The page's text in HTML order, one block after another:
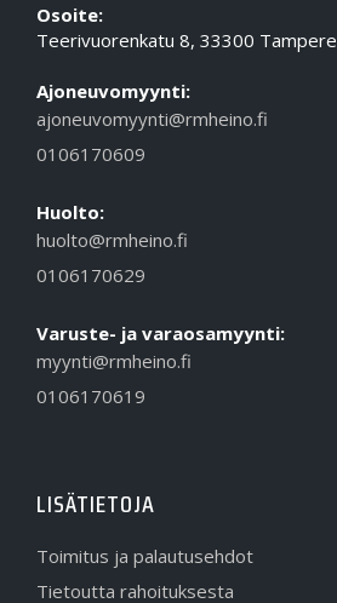
Osoite:
Teerivuorenkatu 8, 33300 Tampere
Ajoneuvomyynti:
ajoneuvomyynti@rmheino.fi
0106170609
Huolto:
huolto@rmheino.fi
0106170629
Varuste- ja varaosamyynti:
myynti@rmheino.fi
0106170619
LISÄTIETOJA
Toimitus ja palautusehdot
Tietoutta rahoituksesta